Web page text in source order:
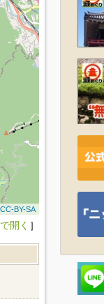
CC-BY-SA
開く ］